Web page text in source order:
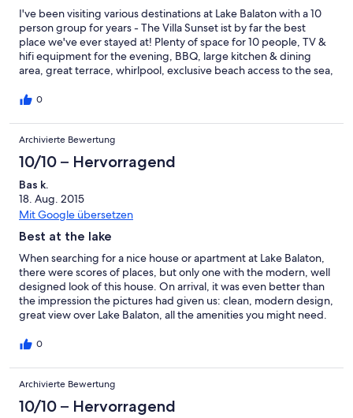
I've been visiting various destinations at Lake Balaton with a 10
person group for years - The Villa Sunset ist by far the best
place we've ever stayed at! Plenty of space for 10 people, TV &
hifi equipment for the evening, BBQ, large kitchen & dining
area, great terrace, whirlpool, exclusive beach access to the sea,
need for a group of 10 persons to have fun & relax for a week!
0
Archivierte Bewertung
10/10 – Hervorragend
Bas k.
18. Aug. 2015
Mit Google übersetzen
Best at the lake
When searching for a nice house or apartment at Lake Balaton,
there were scores of places, but only one with the modern, well
designed look of this house. On arrival, it was even better than
the impression the pictures had given us: clean, modern design,
great view over Lake Balaton, all the amenities you might need.
playing games (beating my son repeatedly at table tennis!) and
Goulash, over the open fire in the garden. And with a lot of nice
restaurants in the villages nearby, we also ate out a lot. There
were a view minor details that could have been better: small
stuff not getting in the way of a great holiday:things not
0
Archivierte Bewertung
10/10 – Hervorragend